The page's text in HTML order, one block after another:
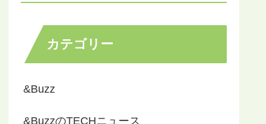
カテゴリー
&Buzz
&BuzzのTECHニュース